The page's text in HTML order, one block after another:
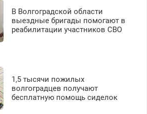
В Волгоградской области
выездные бригады помогают в
реабилитации участников СВО
1,5 тысячи пожилых
волгоградцев получают
бесплатную помощь сиделок